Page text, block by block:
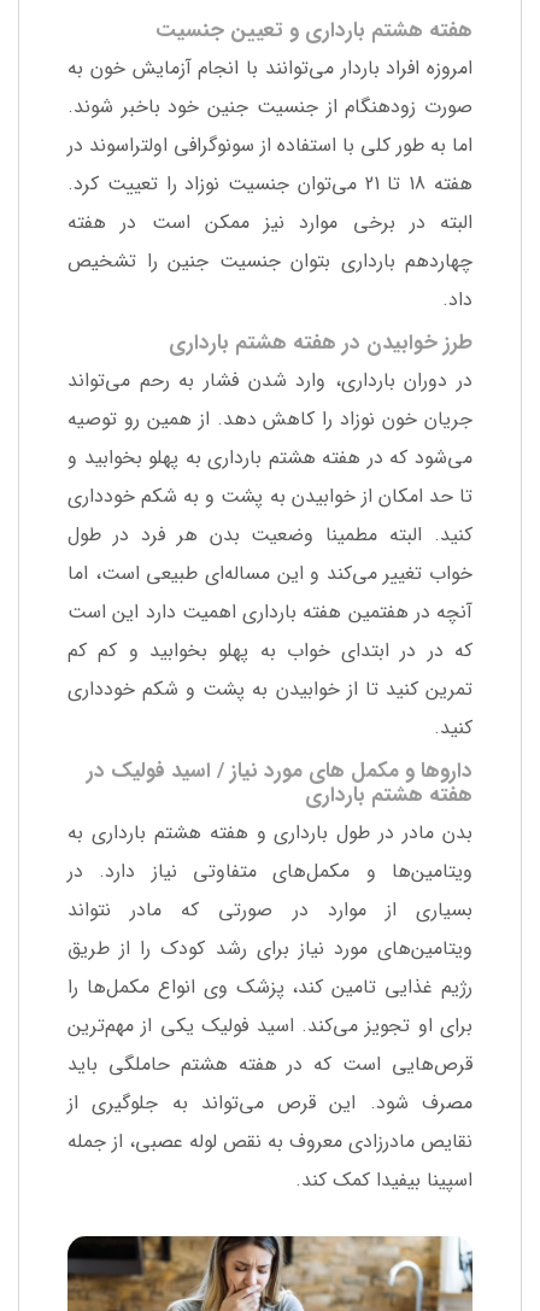
هفته هشتم بارداری و تعیین جنسیت
امروزه افراد باردار می‌توانند با انجام آزمایش خون به
صورت زودهنگام از جنسیت جنین خود باخبر شوند.
اما به طور کلی با استفاده از سونوگرافی اولتراسوند در
هفته 18 تا 21 می‌توان جنسیت نوزاد را تعییت کرد.
البته در برخی موارد نیز ممکن است در هفته
چهاردهم بارداری بتوان جنسیت جنین را تشخیص
داد.
طرز خوابیدن در هفته هشتم بارداری
در دوران بارداری، وارد شدن فشار به رحم می‌تواند
جریان خون نوزاد را کاهش دهد. از همین رو توصیه
می‌شود که در هفته هشتم بارداری به پهلو بخوابید و
تا حد امکان از خوابیدن به پشت و به شکم خودداری
کنید. البته مطمینا وضعیت بدن هر فرد در طول
خواب تغییر می‌کند و این مساله‌ای طبیعی است، اما
آنچه در هفتمین هفته بارداری اهمیت دارد این است
که در در ابتدای خواب به پهلو بخوابید و کم کم
تمرین کنید تا از خوابیدن به پشت و شکم خودداری
کنید.
داروها و مکمل های مورد نیاز / اسید فولیک در
هفته هشتم بارداری
بدن مادر در طول بارداری و هفته هشتم بارداری به
ویتامین‌ها و مکمل‌های متفاوتی نیاز دارد. در
بسیاری از موارد در صورتی که مادر نتواند
ویتامین‌های مورد نیاز برای رشد کودک را از طریق
رژیم غذایی تامین کند، پزشک وی انواع مکمل‌ها را
برای او تجویز می‌کند. اسید فولیک یکی از مهم‌ترین
قرص‌هایی است که در هفته هشتم حاملگی باید
مصرف شود. این قرص می‌تواند به جلوگیری از
نقایص مادرزادی معروف به نقص لوله عصبی، از جمله
اسپینا بیفیدا کمک کند.